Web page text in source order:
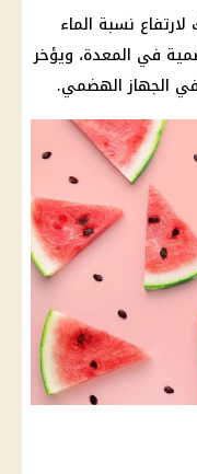
نسبة الماء
في المعدة، ويؤخر
الجهاز الهضمي.